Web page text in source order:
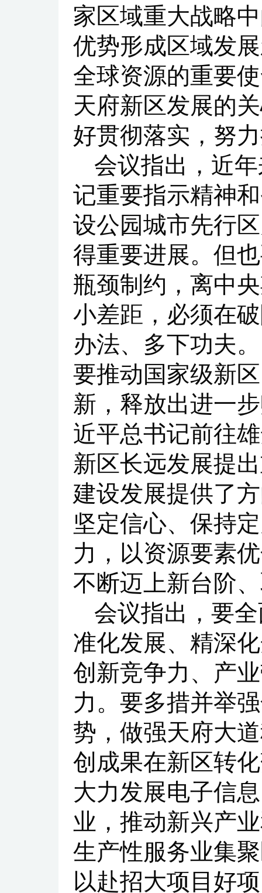
家区域重大战略
优势形成区域发
全球资源的重要
天府新区发展的
好贯彻落实，努
会议指出，近
记重要指示精神
设公园城市先行
得重要进展。但
瓶颈制约，离中
小差距，必须在
办法、多下功夫
要推动国家级新
新，释放出进一
近平总书记前往
新区长远发展提
建设发展提供了
坚定信心、保持
力，以资源要素
不断迈上新台阶
会议指出，要
准化发展、精深
创新竞争力、产
力。要多措并举
势，做强天府大
创成果在新区转
大力发展电子信
业，推动新兴产
生产性服务业集
以赴招大项目好